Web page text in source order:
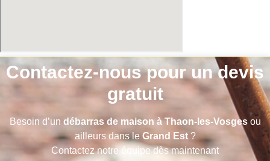
Contactez-nous pour un devis
gratuit
Besoin d’un débarras de maison à Thaon-les-Vosgesou
ailleurs dans le Grand Est?
Contactez notre équipe dès maintenant